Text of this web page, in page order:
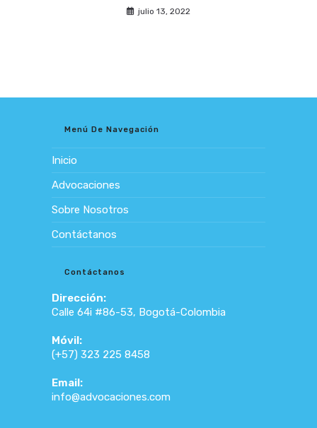
julio 13, 2022
Menú De Navegación
Inicio
Advocaciones
Sobre Nosotros
Contáctanos
Contáctanos
Dirección:
Calle 64i #86-53, Bogotá-Colombia
Móvil:
(+57) 323 225 8458
Email:
info@advocaciones.com